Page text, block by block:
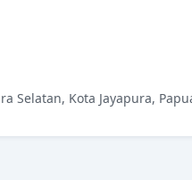
Selatan, Kota Jayapura,